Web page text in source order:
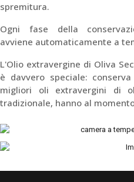
spremitura.
Ogni fase della
avviene automaticamente a
L'Olio extravergine di Oliva
è davvero speciale:
migliori oli extravergini di
tradizionale, hanno al